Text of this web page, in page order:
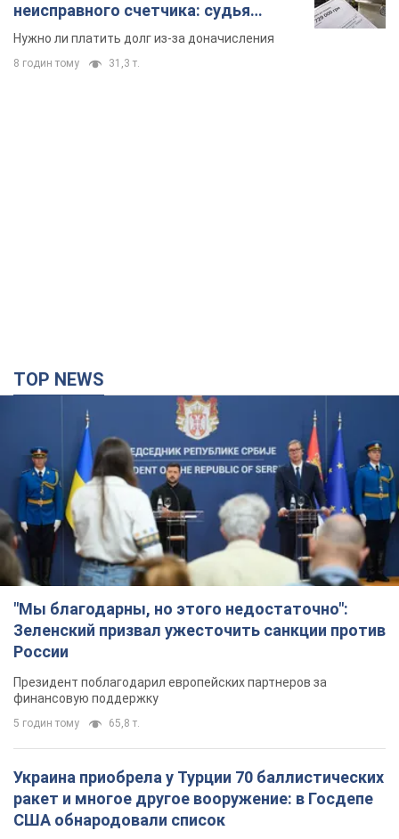
неисправного счетчика: судья
вынес неожиданное решение
Нужно ли платить долг из-за доначисления
8 годин тому 31,3 т.
TOP NEWS
"Мы благодарны, но этого недостаточно":
Зеленский призвал ужесточить санкции против
России
Президент поблагодарил европейских партнеров за
финансовую поддержку
5 годин тому 65,8 т.
Украина приобрела у Турции 70 баллистических
ракет и многое другое вооружение: в Госдепе
США обнародовали список